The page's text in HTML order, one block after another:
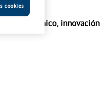
rigor clínico, innovación
cookies